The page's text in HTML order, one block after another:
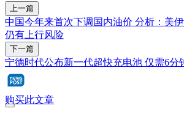
上一篇
中国今年来首次下调国内油价 分析：美
仍有上行风险
下一篇
宁德时代公布新一代超快充电池 仅需6分
购买此文章